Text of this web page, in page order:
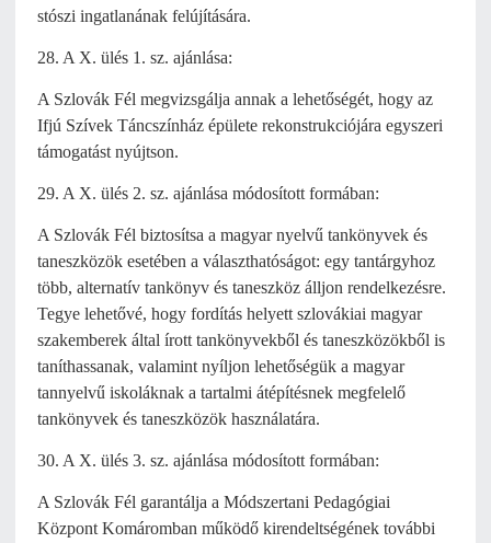
stószi ingatlanának felújítására.
28. A X. ülés 1. sz. ajánlása:
A Szlovák Fél megvizsgálja annak a lehetőségét, hogy az
Ifjú Szívek Táncszínház épülete rekonstrukciójára egyszeri
támogatást nyújtson.
29. A X. ülés 2. sz. ajánlása módosított formában:
A Szlovák Fél biztosítsa a magyar nyelvű tankönyvek és
taneszközök esetében a választhatóságot: egy tantárgyhoz
több, alternatív tankönyv és taneszköz álljon rendelkezésre.
Tegye lehetővé, hogy fordítás helyett szlovákiai magyar
szakemberek által írott tankönyvekből és taneszközökből is
taníthassanak, valamint nyíljon lehetőségük a magyar
tannyelvű iskoláknak a tartalmi átépítésnek megfelelő
tankönyvek és taneszközök használatára.
30. A X. ülés 3. sz. ajánlása módosított formában:
A Szlovák Fél garantálja a Módszertani Pedagógiai
Központ Komáromban működő kirendeltségének további